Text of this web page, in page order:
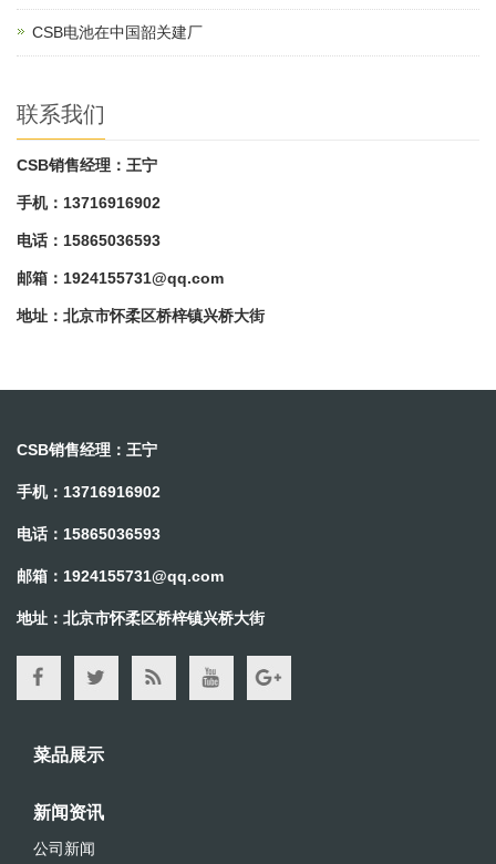
CSB电池在中国韶关建厂
联系我们
CSB销售经理：王宁
手机：13716916902
电话：15865036593
邮箱： 1924155731@qq.com
地址：北京市怀柔区桥梓镇兴桥大街
CSB销售经理：王宁
手机：13716916902
电话：15865036593
邮箱： 1924155731@qq.com
地址：北京市怀柔区桥梓镇兴桥大街
菜品展示
新闻资讯
公司新闻